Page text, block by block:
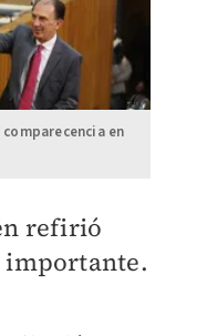
en
refirió
importante.